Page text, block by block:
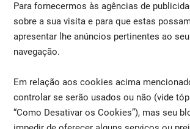
Para fornecermos às agências de
sobre a sua visita e para que estas
apresentar lhe anúncios pertinentes ao
navegação.
Em relação aos cookies acima
controlar se serão usados ou não (vide
“Como Desativar os Cookies”), mas seu